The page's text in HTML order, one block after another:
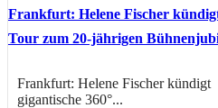
Frankfurt: Helene Fischer
Tour zum 20-jährigen
Frankfurt: Helene Fischer kündigt
gigantische 360°...